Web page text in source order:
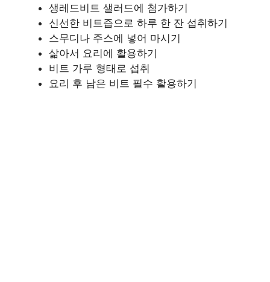
생레드비트 샐러드에 첨가하기
신선한 비트즙으로 하루 한 잔 섭취하기
스무디나 주스에 넣어 마시기
삶아서 요리에 활용하기
비트 가루 형태로 섭취
요리 후 남은 비트 필수 활용하기